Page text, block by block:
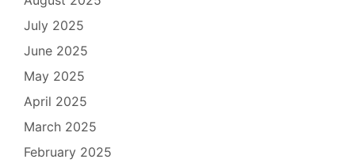
July 2025
June 2025
May 2025
April 2025
March 2025
February 2025